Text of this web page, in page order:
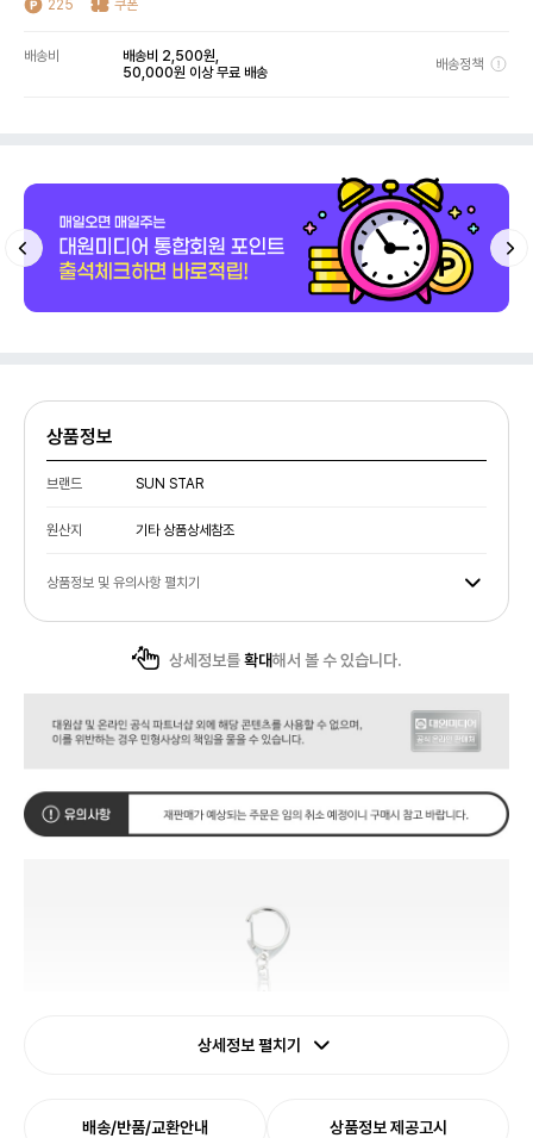
225 쿠폰
배송비
배송비 2,500원,
50,000원 이상 무료 배송
배송정책
상품정보
브랜드 SUN STAR
원산지 기타 상품상세참조
상품정보 및 유의사항 펼치기
상세정보를확대해서 볼 수 있습니다.
상세정보 펼치기
배송/반품/교환안내 상품정보 제공고시